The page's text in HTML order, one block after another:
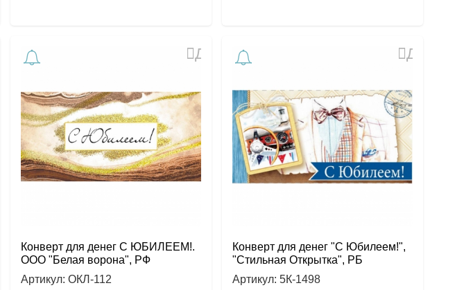
Добавить
Конверт для денег С ЮБИЛЕЕМ!.
ООО "Белая ворона", РФ
Артикул: ОКЛ-112
Добавить
Конверт для денег "С Юбилеем!",
"Стильная Открытка", РБ
Артикул: 5К-1498